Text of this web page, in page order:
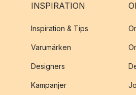
INSPIRATION
Inspiration & Tips
Varumärken
Designers
Kampanjer